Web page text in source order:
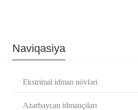
Naviqasiya
Ekstrimal idman növləri
Azərbaycan idmançıları